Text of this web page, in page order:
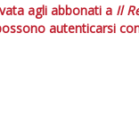
agli abbonati a Il
autenticarsi